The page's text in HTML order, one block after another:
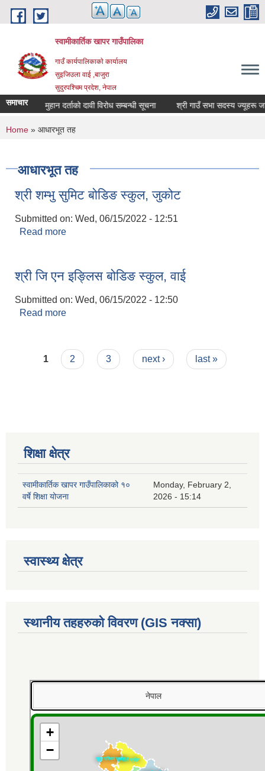
Skip to main content
स्वामीकार्तिक खापर गाउँपालिका
गाउँ कार्यपालिकाकाे कार्यालय
सुइजिउला वाई ,बाजुरा
सुदुरपश्चिम प्रदेश, नेपाल
समाचार मुहान दर्ताको दावी विरोध सम्बन्धी सूचना श्री गाउँ सभा
You are here
Home » आधारभूत तह
आधारभूत तह
श्री शम्भु सुमिट बोडिङ स्कुल, जुकोट
Submitted on: Wed, 06/15/2022 - 12:51
Read more
श्री जि एन इङ्लिस बोडिङ स्कुल, वाई
Submitted on: Wed, 06/15/2022 - 12:50
Read more
Pages
1 2 3 next › last »
शिक्षा क्षेत्र
स्वामीकार्तिक खापर गाउँपालिकाको १०
वर्षे शिक्षा योजना
Monday, February 2,
2026 - 15:14
स्वास्थ्य क्षेत्र
स्थानीय तहहरुको विवरण (GIS नक्सा)